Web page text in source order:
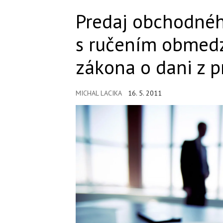
Predaj
s ručením
zákona o dani z
MICHAL LACIKA 16. 5. 2011